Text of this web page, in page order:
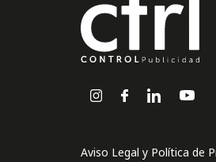
Aviso Legal y Política de